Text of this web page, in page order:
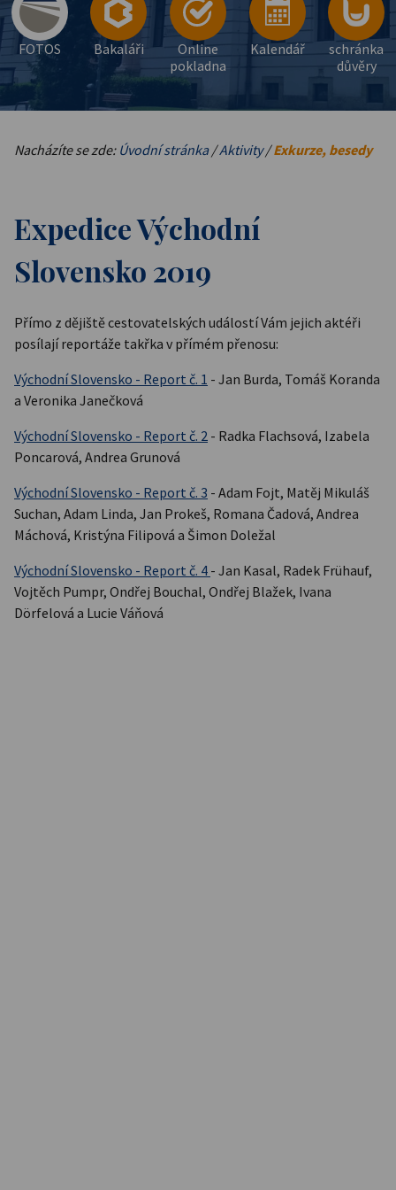
FOTOS Bakaláři
Online
pokladna
Kalendář
schránka
důvěry
Nacházíte se zde: Úvodní stránka/Aktivity/Exkurze, besedy
Expedice Východní
Slovensko 2019
Přímo z dějiště cestovatelských událostí Vám jejich aktéři
posílají reportáže takřka v přímém přenosu:
Východní Slovensko - Report č. 1 - Jan Burda, Tomáš Koranda
a Veronika Janečková
Východní Slovensko - Report č. 2 - Radka Flachsová, Izabela
Poncarová, Andrea Grunová
Východní Slovensko - Report č. 3 - Adam Fojt, Matěj Mikuláš
Suchan, Adam Linda, Jan Prokeš, Romana Čadová, Andrea
Máchová, Kristýna Filipová a Šimon Doležal
Východní Slovensko - Report č. 4 - Jan Kasal, Radek Frühauf,
Vojtěch Pumpr, Ondřej Bouchal, Ondřej Blažek, Ivana
Dörfelová a Lucie Váňová